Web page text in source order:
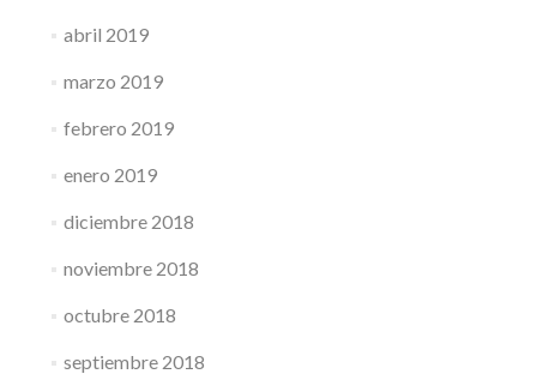
abril 2019
marzo 2019
febrero 2019
enero 2019
diciembre 2018
noviembre 2018
octubre 2018
septiembre 2018